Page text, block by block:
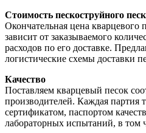
Стоимость пескоструйного
Окончательная цена кварцевого
зависит от заказываемого
расходов по его доставке.
логистические схемы доставки
Качество
Поставляем кварцевый песок
производителей. Каждая партия
сертификатом, паспортом
лабораторных испытаний, в том